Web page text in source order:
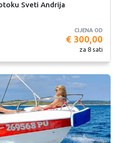
Sveti Andrija
CIJENA OD
€ 300,00
za 8 sati